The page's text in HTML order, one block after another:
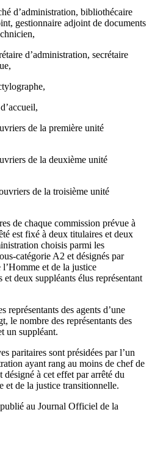
d’administration, bibliothécaire
gestionnaire adjoint de documents
d’administration, secrétaire
de la première unité
de la deuxième unité
de la troisième unité
de chaque commission prévue à
est fixé à deux titulaires et deux
choisis parmi les
catégorie A2 et désignés par
et de la justice
deux suppléants élus représentant
représentants des agents d’une
le nombre des représentants des
un suppléant.
paritaires sont présidées par l’un
ayant rang au moins de chef de
à cet effet par arrêté du
et de la justice transitionnelle.
au Journal Officiel de la